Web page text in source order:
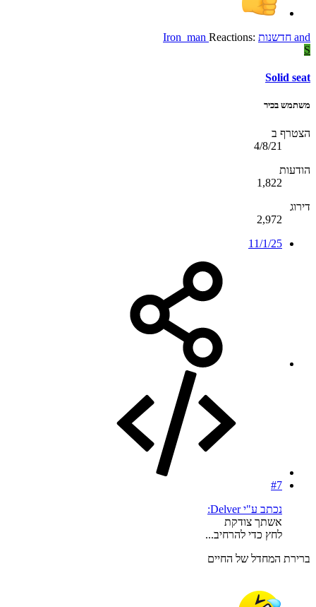
Reactions: חדשנות and
Iron_man
S
Solid seat
משתמש בכיר
הצטרף ב
4/8/21
הודעות
1,822
דירוג
2,972
11/1/25
#7
נכתב ע"י Delver:
אשתך צודקת
לחץ כדי להרחיב...
ברירת המחדל של החיים